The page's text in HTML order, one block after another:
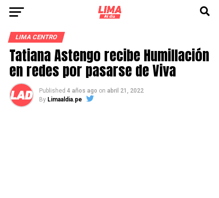
LIMA CENTRO
Tatiana Astengo recibe Humillación
en redes por pasarse de Viva
Published 4 años ago on abril 21, 2022
By Limaaldia.pe